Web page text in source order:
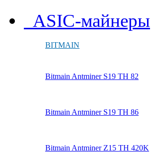
ASIC-майнеры
BITMAIN
Bitmain Antminer S19 TH 82
Bitmain Antminer S19 TH 86
Bitmain Antminer Z15 TH 420K